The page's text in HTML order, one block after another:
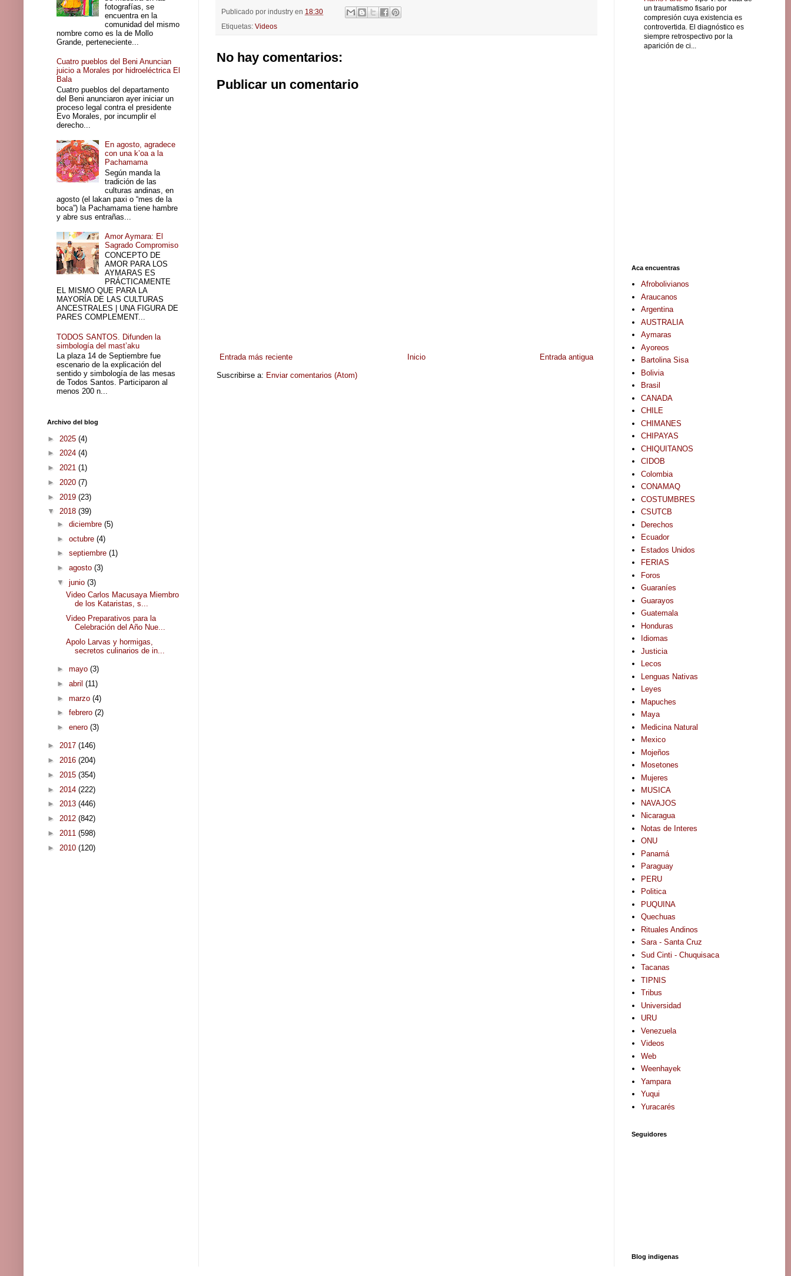
Publicado por industry en 18:30
Etiquetas: Videos
No hay comentarios:
Publicar un comentario
Entrada más reciente Entrada antigua
Inicio
Suscribirse a: Enviar comentarios (Atom)
fotografías, se
encuentra en la
comunidad del mismo
nombre como es la de Mollo
Grande, perteneciente...
Cuatro pueblos del Beni Anuncian
juicio a Morales por hidroeléctrica El
Bala
Cuatro pueblos del departamento
del Beni anunciaron ayer iniciar un
proceso legal contra el presidente
Evo Morales, por incumplir el
derecho...
En agosto, agradece
con una k’oa a la
Pachamama
Según manda la
tradición de las
culturas andinas, en
agosto (el lakan paxi o “mes de la
boca”) la Pachamama tiene hambre
y abre sus entrañas...
Amor Aymara: El
Sagrado Compromiso
CONCEPTO DE
AMOR PARA LOS
AYMARAS ES
PRÁCTICAMENTE
EL MISMO QUE PARA LA
MAYORÍA DE LAS CULTURAS
ANCESTRALES | UNA FIGURA DE
PARES COMPLEMENT...
TODOS SANTOS. Difunden la
simbología del mast’aku
La plaza 14 de Septiembre fue
escenario de la explicación del
sentido y simbología de las mesas
de Todos Santos. Participaron al
menos 200 n...
Archivo del blog
► 2025 (4)
► 2024 (4)
► 2021 (1)
► 2020 (7)
► 2019 (23)
▼ 2018 (39)
► diciembre (5)
► octubre (4)
► septiembre (1)
► agosto (3)
▼ junio (3)
Video Carlos Macusaya Miembro
de los Kataristas, s...
Video Preparativos para la
Celebración del Año Nue...
Apolo Larvas y hormigas,
secretos culinarios de in...
► mayo (3)
► abril (11)
► marzo (4)
► febrero (2)
► enero (3)
► 2017 (146)
► 2016 (204)
► 2015 (354)
► 2014 (222)
► 2013 (446)
► 2012 (842)
► 2011 (598)
► 2010 (120)
un traumatismo fisario por
compresión cuya existencia es
controvertida. El diagnóstico es
siempre retrospectivo por la
aparición de ci...
Aca encuentras
Afrobolivianos
Araucanos
Argentina
AUSTRALIA
Aymaras
Ayoreos
Bartolina Sisa
Bolivia
Brasil
CANADA
CHILE
CHIMANES
CHIPAYAS
CHIQUITANOS
CIDOB
Colombia
CONAMAQ
COSTUMBRES
CSUTCB
Derechos
Ecuador
Estados Unidos
FERIAS
Foros
Guaraníes
Guarayos
Guatemala
Honduras
Idiomas
Justicia
Lecos
Lenguas Nativas
Leyes
Mapuches
Maya
Medicina Natural
Mexico
Mojeños
Mosetones
Mujeres
MUSICA
NAVAJOS
Nicaragua
Notas de Interes
ONU
Panamá
Paraguay
PERU
Politica
PUQUINA
Quechuas
Rituales Andinos
Sara - Santa Cruz
Sud Cinti - Chuquisaca
Tacanas
TIPNIS
Tribus
Universidad
URU
Venezuela
Videos
Web
Weenhayek
Yampara
Yuqui
Yuracarés
Seguidores
Blog indigenas